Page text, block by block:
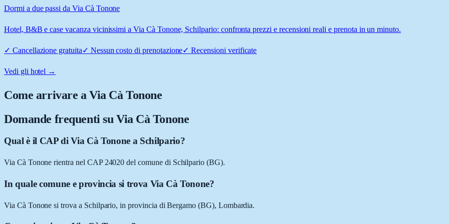
Dormi a due passi da Via Cà Tonone
Hotel, B&B e case vacanza vicinissimi a Via Cà Tonone, Schilpario: confronta prezzi e recensioni reali e prenota in un minuto.
✓ Cancellazione gratuita✓ Nessun costo di prenotazione✓Recensioni verificate
Vedi gli hotel →
Come arrivare aVia Cà Tonone
Domande frequenti su Via Cà Tonone
Qual è il CAP di Via Cà Tonone a Schilpario?
Via Cà Tonone rientra nel CAP 24020 del comune di Schilpario (BG).
In quale comune e provincia si trova Via Cà Tonone?
Via Cà Tonone si trova a Schilpario, in provincia di Bergamo (BG), Lombardia.